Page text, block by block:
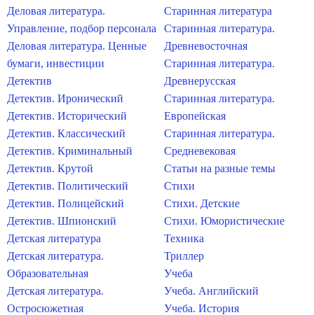
Деловая литература.
Управление, подбор персонала
Деловая литература. Ценные
бумаги, инвестиции
Детектив
Детектив. Иронический
Детектив. Исторический
Детектив. Классический
Детектив. Криминальный
Детектив. Крутой
Детектив. Политический
Детектив. Полицейский
Детектив. Шпионский
Детская литература
Детская литература.
Образовательная
Детская литература.
Остросюжетная
Старинная литература
Старинная литература.
Древневосточная
Старинная литература.
Древнерусская
Старинная литература.
Европейская
Старинная литература.
Средневековая
Статьи на разные темы
Стихи
Стихи. Детские
Стихи. Юмористические
Техника
Триллер
Учеба
Учеба. Английский
Учеба. История